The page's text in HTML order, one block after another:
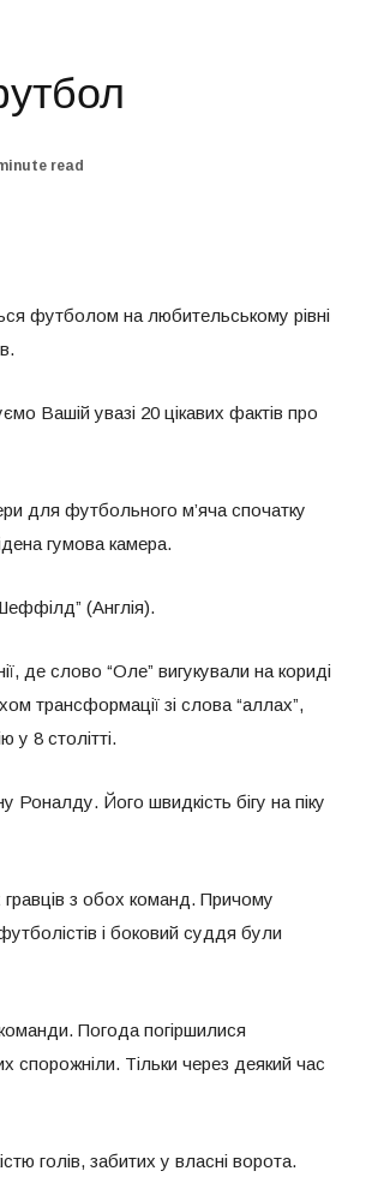
read
футболом на любительському рівні
Вашій увазі 20 цікавих фактів про
для футбольного м’яча спочатку
гумова камера.
(Англія).
де слово “Оле” вигукували на кориді
трансформації зі слова “аллах”,
8 столітті.
Роналду. Його швидкість бігу на піку
гравців з обох команд. Причому
і боковий суддя були
Погода погіршилися
спорожніли. Тільки через деякий час
голів, забитих у власні ворота.